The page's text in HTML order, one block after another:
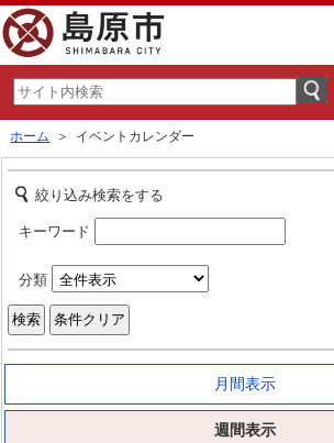
ホーム ＞ イベントカレンダー
絞り込み検索をする
キーワード
分類
月間表示
週間表示